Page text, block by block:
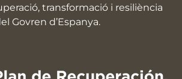
transformació i resiliència
Govren d’Espanya.